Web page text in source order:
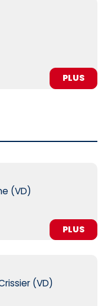
PLUS
(VD)
PLUS
(VD)